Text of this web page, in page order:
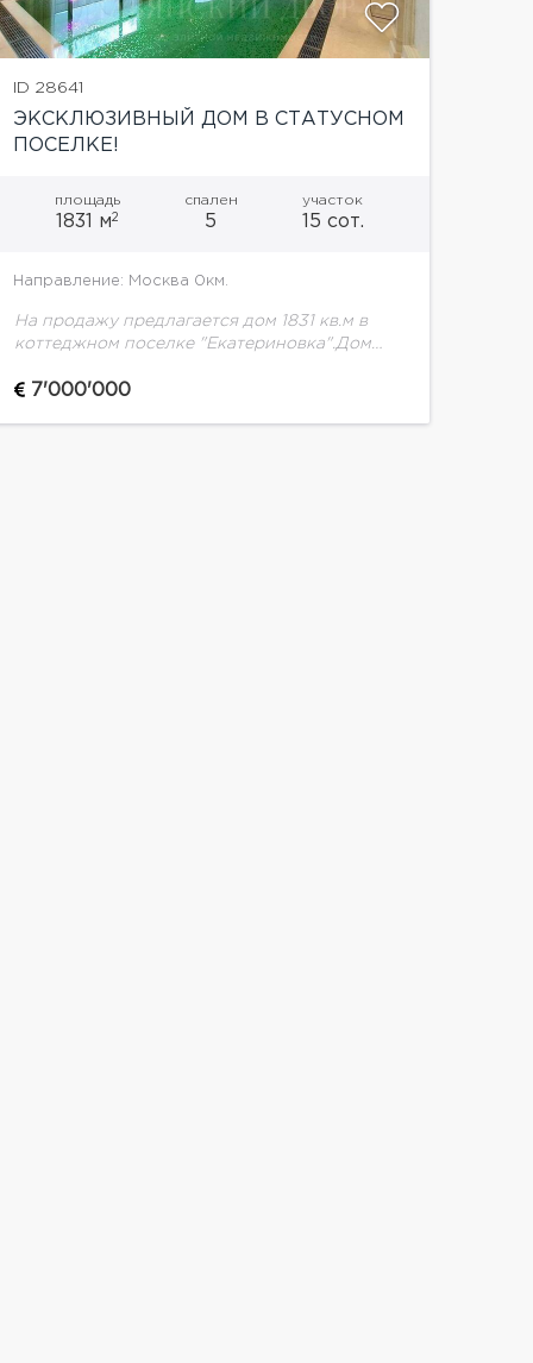
ID 28641
ЭКСКЛЮЗИВНЫЙ ДОМ В СТАТУСНОМ
ПОСЕЛКЕ!
площадь
1831 м2
спален
5
участок
15 сот.
Направление: Москва 0км.
На продажу предлагается дом 1831 кв.м в
коттеджном поселке "Екатериновка".Дом
аксессуарами- Ralph Lauren. Смонтировано
7'000'000